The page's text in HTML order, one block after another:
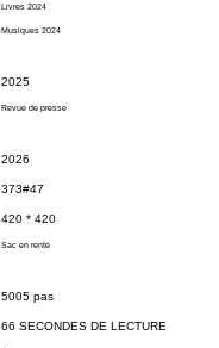
Livres 2024
Musiques 2024
2025
Revue de presse
2026
373#47
420 * 420
Sac en rente
5005 pas
66 SECONDES DE LECTURE